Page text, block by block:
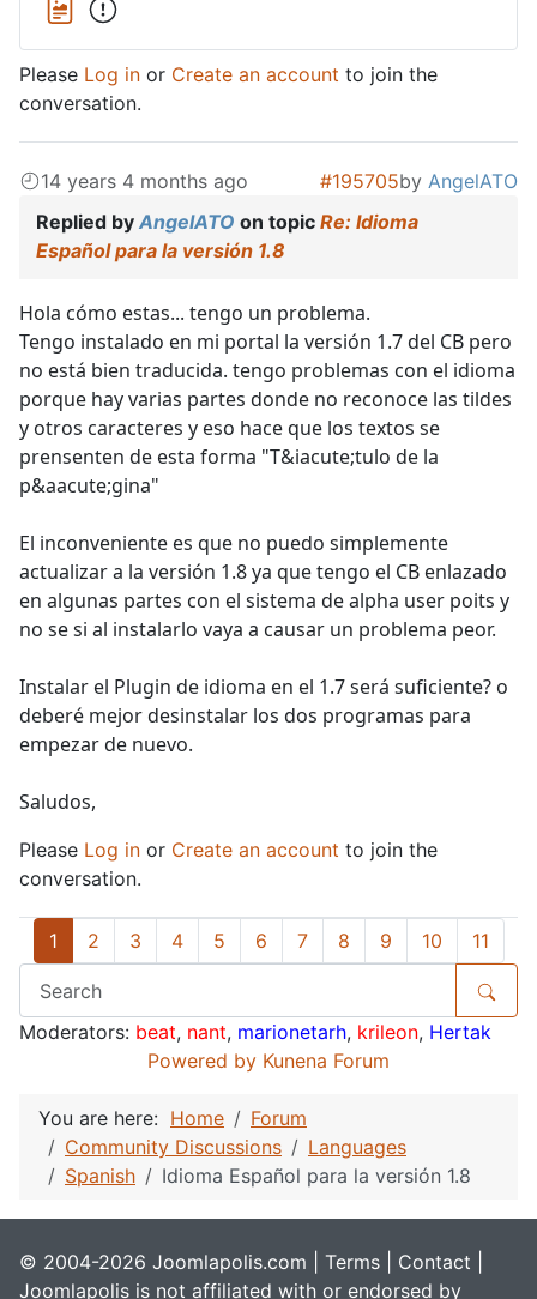
Please Log in or Create an account to join the
conversation.
14 years 4 months ago #195705by AngelATO
Replied by AngelATO on topic Re: Idioma
Español para la versión 1.8
Hola cómo estas... tengo un problema.
Tengo instalado en mi portal la versión 1.7 del CB pero
no está bien traducida. tengo problemas con el idioma
porque hay varias partes donde no reconoce las tildes
y otros caracteres y eso hace que los textos se
prensenten de esta forma "T&iacute;tulo de la
p&aacute;gina"
El inconveniente es que no puedo simplemente
actualizar a la versión 1.8 ya que tengo el CB enlazado
en algunas partes con el sistema de alpha user poits y
no se si al instalarlo vaya a causar un problema peor.
Instalar el Plugin de idioma en el 1.7 será suficiente? o
deberé mejor desinstalar los dos programas para
empezar de nuevo.
Saludos,
Please Log in or Create an account to join the
conversation.
1 2 3 4 5 6 7 8 9 10 11
Moderators: beat, nant, marionetarh, krileon, Hertak
Powered by Kunena Forum
You are here: Home
Forum
Community Discussions
Languages
Spanish
Idioma Español para la versión 1.8
© 2004-2026 Joomlapolis.com | Terms Contact
Joomlapolis is not affiliated with or endorsed by